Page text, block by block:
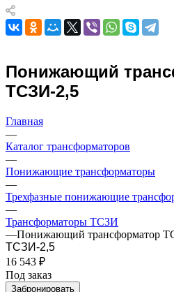
Понижающий
ТСЗИ-2,5
Главная
—
Каталог трансформаторов
—
Понижающие трансформаторы
—
Трехфазные понижающие
—
Трансформаторы ТСЗИ
—Понижающий трансформатор
ТСЗИ-2,5
16 543 ₽
Под заказ
Забронировать